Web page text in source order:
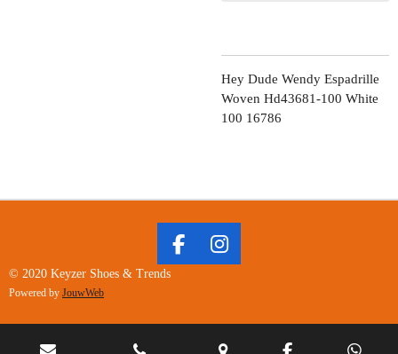
Hey Dude Wendy Espadrille
Woven Hd43681-100 White
100 16786
F
B
I
A
G
© 2020 Keyzer Shoes & Trends
Powered by JouwWeb